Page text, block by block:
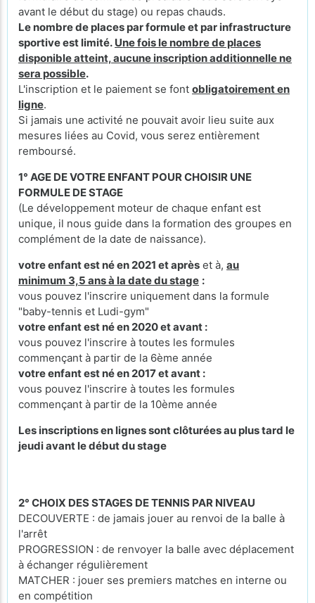
avant le début du stage) ou repas chauds.
Le nombre de places par formule et par infrastructure
sportive est limité. Une fois le nombre de places
disponible atteint, aucune inscription additionnelle ne
sera possible.
L'inscription et le paiement se font obligatoirement en
ligne.
Si jamais une activité ne pouvait avoir lieu suite aux
mesures liées au Covid, vous serez entièrement
remboursé.
1° AGE DE VOTRE ENFANT POUR CHOISIR UNE
FORMULE DE STAGE
(Le développement moteur de chaque enfant est
unique, il nous guide dans la formation des groupes en
complément de la date de naissance).
votre enfant est né en 2021 et après et à, au
minimum 3,5 ans à la date du stage :
vous pouvez l'inscrire uniquement dans la formule
"baby-tennis et Ludi-gym"
votre enfant est né en 2020 et avant :
vous pouvez l'inscrire à toutes les formules
commençant à partir de la 6ème année
votre enfant est né en 2017 et avant :
vous pouvez l'inscrire à toutes les formules
commençant à partir de la 10ème année
Les inscriptions en lignes sont clôturées au plus tard le
jeudi avant le début du stage
2° CHOIX DES STAGES DE TENNIS PAR NIVEAU
DECOUVERTE : de jamais jouer au renvoi de la balle à
l'arrêt
PROGRESSION : de renvoyer la balle avec déplacement
à échanger régulièrement
MATCHER : jouer ses premiers matches en interne ou
en compétition